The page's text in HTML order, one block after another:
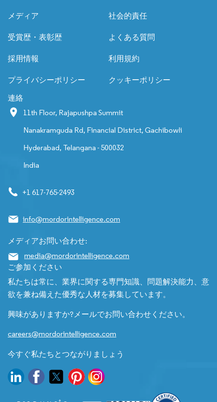
メディア 社会的責任
受賞歴・表彰歴 よくある質問
採用情報 利用規約
プライバシーポリシー クッキーポリシー
連絡
11th Floor, Rajapushpa Summit
Nanakramguda Rd, Financial District, Gachibowli
Hyderabad, Telangana - 500032
India
+1 617-765-2493
info@mordorintelligence.com
メディアお問い合わせ:
media@mordorintelligence.com
ご参加ください
私たちは常に、業界に関する専門知識、問題解決能力、意
欲を兼ね備えた優秀な人材を募集しています。
興味がありますか?メールでお問い合わせください。
careers@mordorintelligence.com
今すぐ私たちとつながりましょう